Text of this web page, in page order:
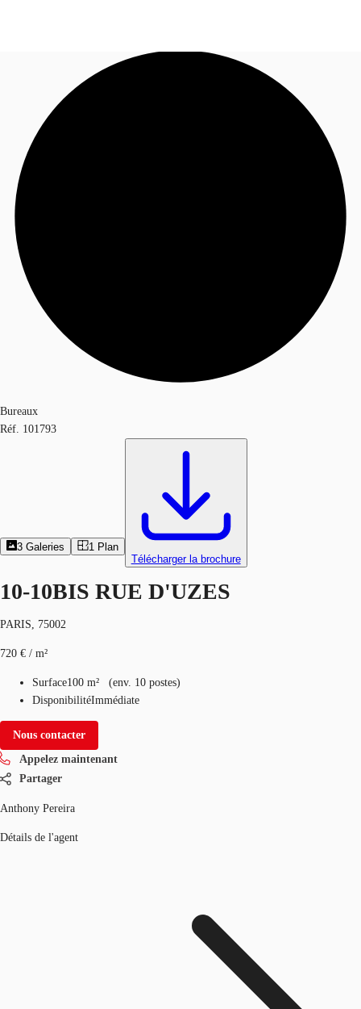
Blog
Données marchés
Appelez maintenant
Bureaux
Réf. 101793
3 Galeries 1 Plan
Télécharger la brochure
10-10BIS RUE D'UZES
PARIS, 75002
720 € / m²
Surface100 m² (env. 10 postes)
DisponibilitéImmédiate
Nous contacter
Appelez maintenant
Partager
Anthony Pereira
Détails de l'agent